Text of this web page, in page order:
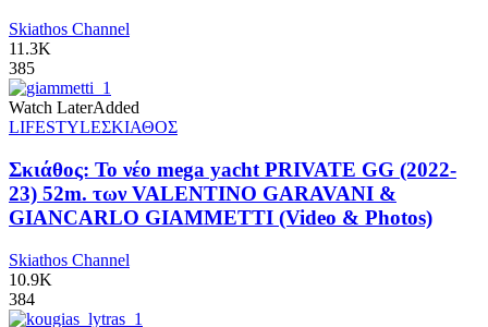
Skiathos Channel
11.3K
385
Watch LaterAdded
LIFESTYLEΣΚΙΑΘΟΣ
Σκιάθος: Το νέο mega yacht PRIVATE GG (2022-
23) 52m. των VALENTINO GARAVANI &
GIANCARLO GIAMMETTI (Video & Photos)
Skiathos Channel
10.9K
384